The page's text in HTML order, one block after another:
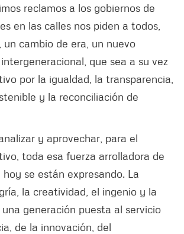
reclamos a los gobiernos de
en las calles nos piden a todos,
un cambio de era, un nuevo
que sea a su vez
por la igualdad, la transparencia,
y la reconciliación de
y aprovechar, para el
toda esa fuerza arrolladora de
hoy se están expresando. La
la creatividad, el ingenio y la
generación puesta al servicio
de la innovación, del